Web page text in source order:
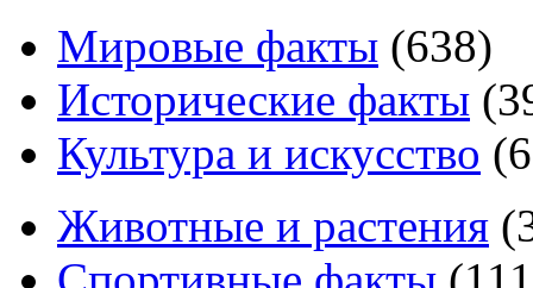
Мировые факты (638)
Исторические факты (
Культура и искусство (
Животные и растения (